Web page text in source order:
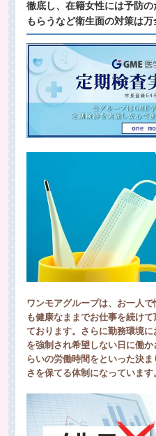
徹底し、在籍女性には予防
もらうなど衛生面の対策は万
ワンモアグループは、お一人
も健康なままでお仕事を続け
ております。さらに勤務環境
を強制され希望しない日に働
らいの労働時間をといった決
さを保てる体制になっています。